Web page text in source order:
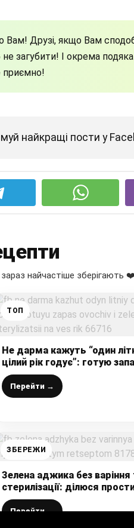
Вам! Друзі, якщо Вам
загубити! І окрема
приємно!
найкращі пости у
найчастіше зберігають ❤️
ТОП
Не дарма кажуть “один
цілий рік годує”: готую
зелені без варіння і
рікПерейти →
ЗБЕРЕЖИ
Зелена аджика без варіння
стерилізації: ділюся
Перейти →